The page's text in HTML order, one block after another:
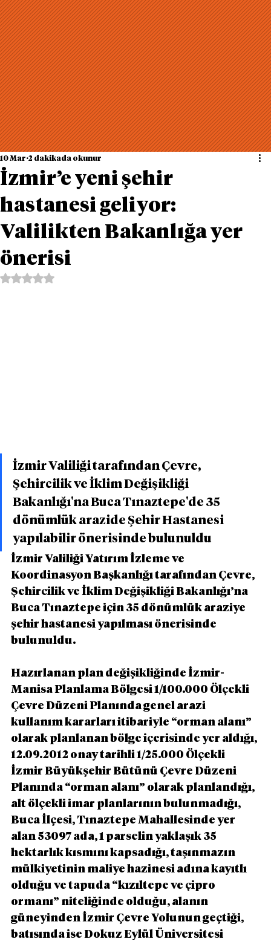
İzmir’e yeni şehir
hastanesi geliyor:
Valilikten Bakanlığa yer
önerisi
10 Mar 2 dakikada okunur
5 üzerinden NaN yıldız
İzmir Valiliği tarafından Çevre,
Şehircilik ve İklim Değişikliği
Bakanlığı'na Buca Tınaztepe'de 35
dönümlük arazide Şehir Hastanesi
yapılabilir önerisinde bulunuldu
İzmir Valiliği Yatırım İzleme ve
Koordinasyon Başkanlığı tarafından Çevre,
Şehircilik ve İklim Değişikliği Bakanlığı’na
Buca Tınaztepe için 35 dönümlük araziye
şehir hastanesi yapılması önerisinde
bulunuldu.
Hazırlanan plan değişikliğinde İzmir-
Manisa Planlama Bölgesi 1/100.000 Ölçekli
Çevre Düzeni Planında genel arazi
kullanım kararları itibariyle “orman alanı”
olarak planlanan bölge içerisinde yer aldığı,
12.09.2012 onay tarihli 1/25.000 Ölçekli
İzmir Büyükşehir Bütünü Çevre Düzeni
Planında “orman alanı” olarak planlandığı,
alt ölçekli imar planlarının bulunmadığı,
Buca İlçesi, Tınaztepe Mahallesinde yer
alan 53097 ada, 1 parselin yaklaşık 35
hektarlık kısmını kapsadığı, taşınmazın
mülkiyetinin maliye hazinesi adına kayıtlı
olduğu ve tapuda “kızıltepe ve çipro
ormanı” niteliğinde olduğu, alanın
güneyinden İzmir Çevre Yolunun geçtiği,
batısında ise Dokuz Eylül Üniversitesi